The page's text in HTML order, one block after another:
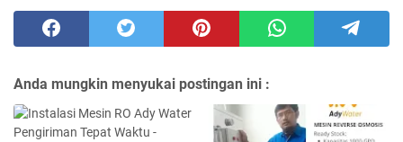
Anda mungkin menyukai postingan ini :